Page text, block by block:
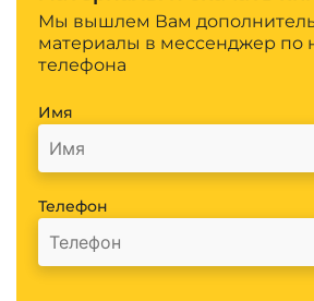
Мы вышлем Вам
материалы в мессенджер по
телефона
Имя
Телефон